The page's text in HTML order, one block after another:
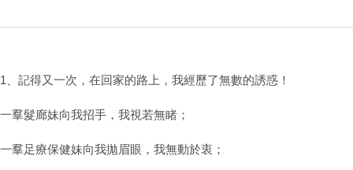
1、記得又一次，在回家的路上，我經歷了無數的誘惑！
一羣髮廊妹向我招手，我視若無睹；
一羣足療保健妹向我拋眉眼，我無動於衷；